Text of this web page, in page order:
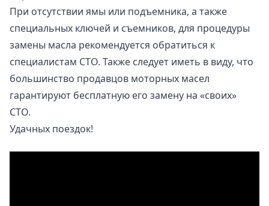
При отсутствии ямы или подъемника, а также
специальных ключей и съемников, для процедуры
замены масла рекомендуется обратиться к
специалистам СТО. Также следует иметь в виду, что
большинство продавцов моторных масел
гарантируют бесплатную его замену на «своих»
СТО.
Удачных поездок!